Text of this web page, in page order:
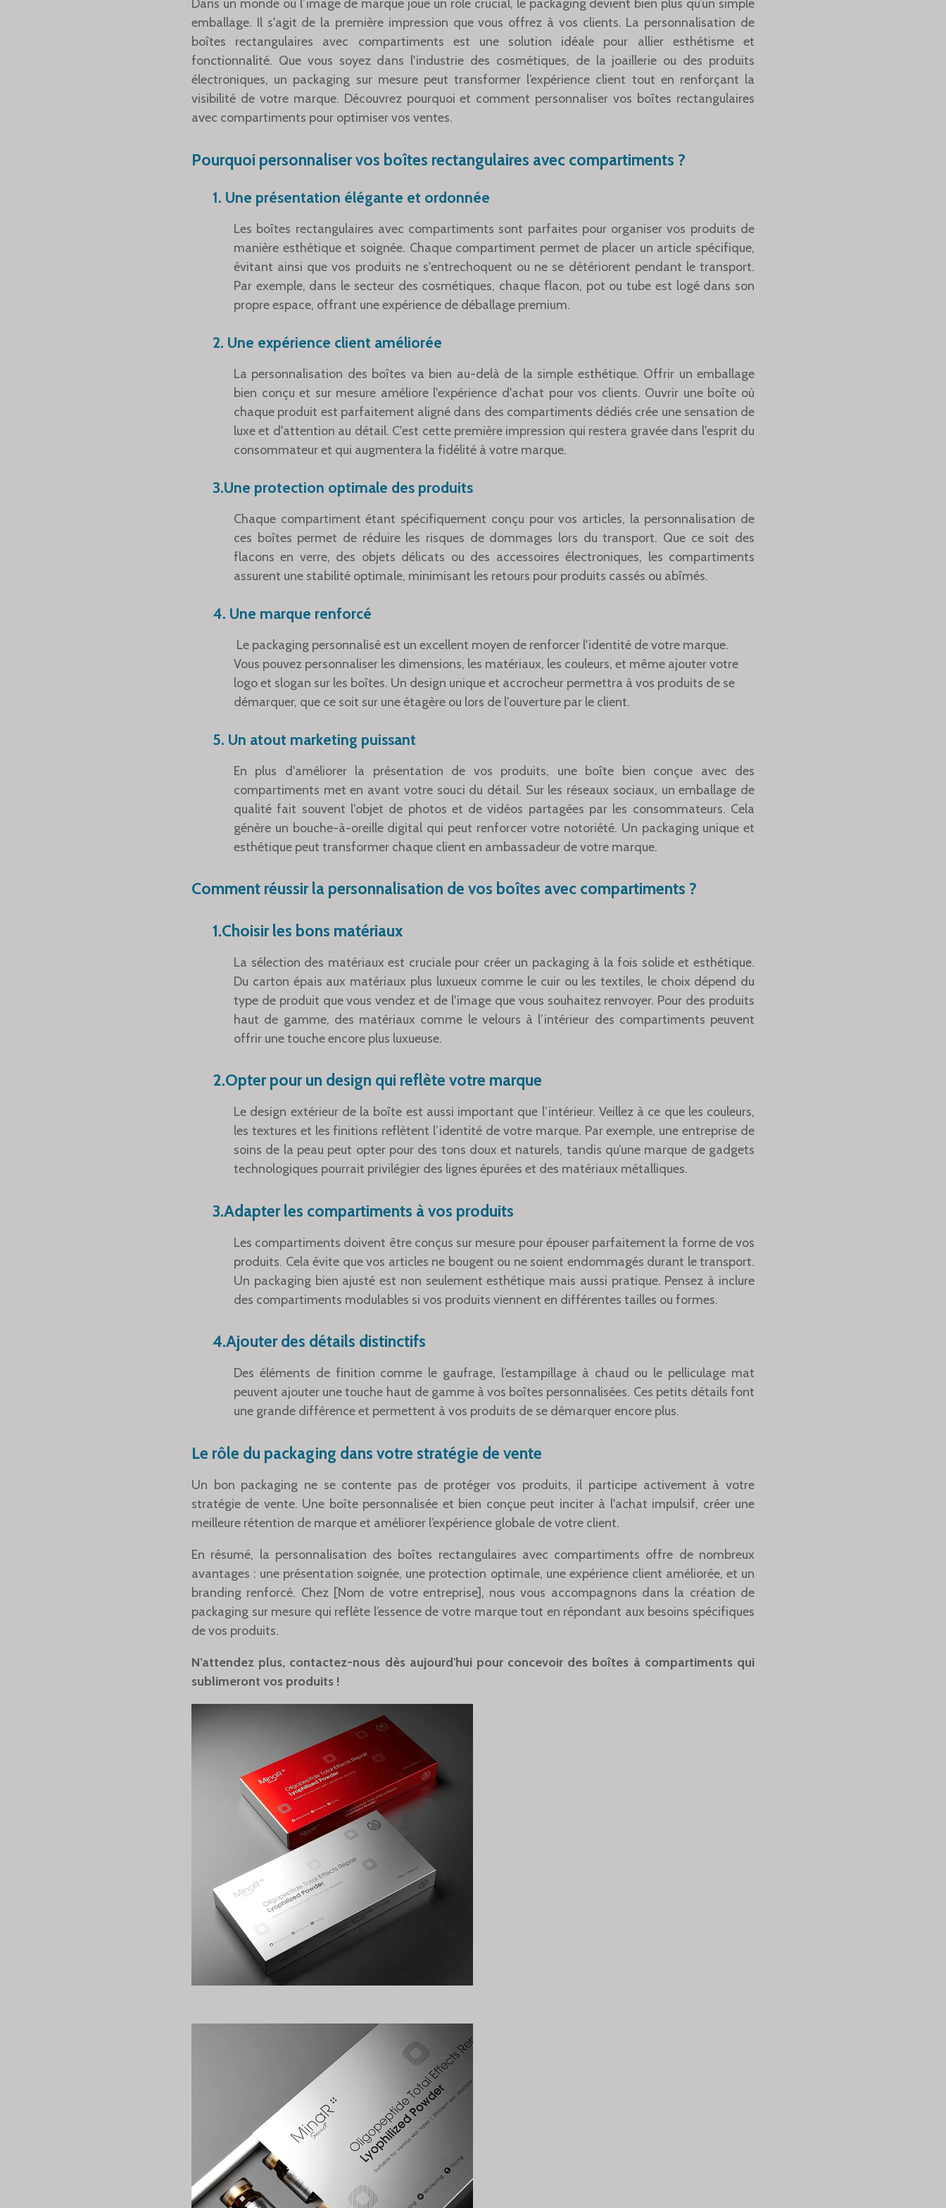
Dans un monde où l’image de marque joue un rôle crucial, le packaging devient bien plus qu’un simple
emballage. Il s'agit de la première impression que vous offrez à vos clients. La personnalisation de
boîtes rectangulaires avec compartiments est une solution idéale pour allier esthétisme et
fonctionnalité. Que vous soyez dans l'industrie des cosmétiques, de la joaillerie ou des produits
électroniques, un packaging sur mesure peut transformer l’expérience client tout en renforçant la
visibilité de votre marque. Découvrez pourquoi et comment personnaliser vos boîtes rectangulaires
avec compartiments pour optimiser vos ventes.
Pourquoi personnaliser vos boîtes rectangulaires avec compartiments ?
1. Une présentation élégante et ordonnée
Les boîtes rectangulaires avec compartiments sont parfaites pour organiser vos produits de
manière esthétique et soignée. Chaque compartiment permet de placer un article spécifique,
évitant ainsi que vos produits ne s'entrechoquent ou ne se détériorent pendant le transport.
Par exemple, dans le secteur des cosmétiques, chaque flacon, pot ou tube est logé dans son
propre espace, offrant une expérience de déballage premium.
2. Une expérience client améliorée
La personnalisation des boîtes va bien au-delà de la simple esthétique. Offrir un emballage
bien conçu et sur mesure améliore l'expérience d'achat pour vos clients. Ouvrir une boîte où
chaque produit est parfaitement aligné dans des compartiments dédiés crée une sensation de
luxe et d'attention au détail. C'est cette première impression qui restera gravée dans l'esprit du
consommateur et qui augmentera la fidélité à votre marque.
3.Une protection optimale des produits
Chaque compartiment étant spécifiquement conçu pour vos articles, la personnalisation de
ces boîtes permet de réduire les risques de dommages lors du transport. Que ce soit des
flacons en verre, des objets délicats ou des accessoires électroniques, les compartiments
assurent une stabilité optimale, minimisant les retours pour produits cassés ou abîmés.
4. Une marque renforcé
Le packaging personnalisé est un excellent moyen de renforcer l'identité de votre marque.
Vous pouvez personnaliser les dimensions, les matériaux, les couleurs, et même ajouter votre
logo et slogan sur les boîtes. Un design unique et accrocheur permettra à vos produits de se
démarquer, que ce soit sur une étagère ou lors de l'ouverture par le client.
5. Un atout marketing puissant
En plus d'améliorer la présentation de vos produits, une boîte bien conçue avec des
compartiments met en avant votre souci du détail. Sur les réseaux sociaux, un emballage de
qualité fait souvent l'objet de photos et de vidéos partagées par les consommateurs. Cela
génère un bouche-à-oreille digital qui peut renforcer votre notoriété. Un packaging unique et
esthétique peut transformer chaque client en ambassadeur de votre marque.
Comment réussir la personnalisation de vos boîtes avec compartiments ?
1.Choisir les bons matériaux
La sélection des matériaux est cruciale pour créer un packaging à la fois solide et esthétique.
Du carton épais aux matériaux plus luxueux comme le cuir ou les textiles, le choix dépend du
type de produit que vous vendez et de l'image que vous souhaitez renvoyer. Pour des produits
haut de gamme, des matériaux comme le velours à l’intérieur des compartiments peuvent
offrir une touche encore plus luxueuse.
2.Opter pour un design qui reflète votre marque
Le design extérieur de la boîte est aussi important que l’intérieur. Veillez à ce que les couleurs,
les textures et les finitions reflètent l’identité de votre marque. Par exemple, une entreprise de
soins de la peau peut opter pour des tons doux et naturels, tandis qu’une marque de gadgets
technologiques pourrait privilégier des lignes épurées et des matériaux métalliques.
3.Adapter les compartiments à vos produits
Les compartiments doivent être conçus sur mesure pour épouser parfaitement la forme de vos
produits. Cela évite que vos articles ne bougent ou ne soient endommagés durant le transport.
Un packaging bien ajusté est non seulement esthétique mais aussi pratique. Pensez à inclure
des compartiments modulables si vos produits viennent en différentes tailles ou formes.
4.Ajouter des détails distinctifs
Des éléments de finition comme le gaufrage, l’estampillage à chaud ou le pelliculage mat
peuvent ajouter une touche haut de gamme à vos boîtes personnalisées. Ces petits détails font
une grande différence et permettent à vos produits de se démarquer encore plus.
Le rôle du packaging dans votre stratégie de vente
Un bon packaging ne se contente pas de protéger vos produits, il participe activement à votre
stratégie de vente. Une boîte personnalisée et bien conçue peut inciter à l'achat impulsif, créer une
meilleure rétention de marque et améliorer l’expérience globale de votre client.
En résumé, la personnalisation des boîtes rectangulaires avec compartiments offre de nombreux
avantages : une présentation soignée, une protection optimale, une expérience client améliorée, et un
branding renforcé. Chez [Nom de votre entreprise], nous vous accompagnons dans la création de
packaging sur mesure qui reflète l’essence de votre marque tout en répondant aux besoins spécifiques
de vos produits.
N’attendez plus, contactez-nous dès aujourd'hui pour concevoir des boîtes à compartiments qui
sublimeront vos produits !